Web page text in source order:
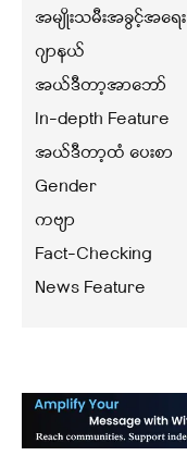
အမျိုးသမီးအခွင့်အရေး
ဂျာနယ်
အယ်ဒီတာ့အာဘော်
In-depth Feature
အယ်ဒီတာ့ထံ ပေးစာ
Gender
ကဗျာ
Fact-Checking
News Feature